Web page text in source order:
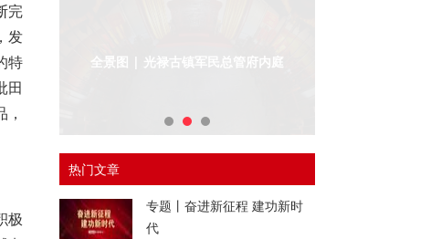
完
发
特
田
极
全景图 | 光禄古镇军民总管府内庭
热门文章
专题丨奋进新征程 建功新时
代